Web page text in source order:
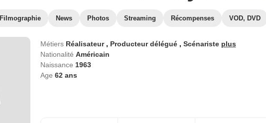
Filmographie News Photos Streaming Récompenses VOD, DVD
Métiers Réalisateur , Producteur délégué , Scénariste plus
Nationalité Américain
Naissance 1963
Age 62ans